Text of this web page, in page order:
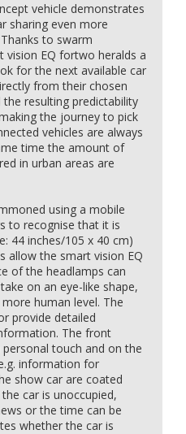
vehicle demonstrates
sharing even more
to swarm
vision EQ fortwo heralds a
for the next available car
from their chosen
resulting predictability
the journey to pick
vehicles are always
time the amount of
in urban areas are
using a mobile
to recognise that it is
44 inches/105 x 40 cm)
allow the smart vision EQ
of the headlamps can
on an eye-like shape,
human level. The
provide detailed
The front
touch and on the
information for
show car are coated
car is unoccupied,
or the time can be
whether the car is